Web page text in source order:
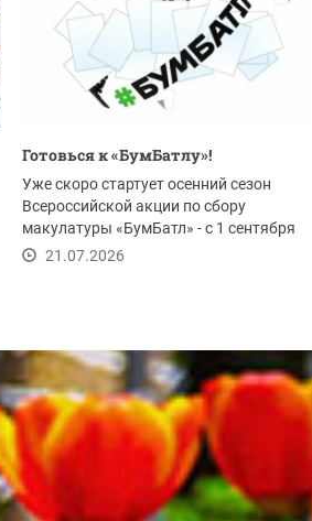
Готовься к «БумБатлу»!
Уже скоро стартует осенний сезон
Всероссийской акции по сбору
макулатуры «БумБатл» - с 1 сентября
по 30 ноября. Акция...
21.07.2026